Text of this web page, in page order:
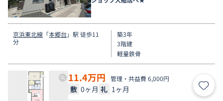
京浜東北線 「本郷台」駅 徒歩11
分
築3年
3階建
軽量鉄骨
11.4万円 管理・共益費 6,000円
敷 0ヶ月 礼 1ヶ月 お気